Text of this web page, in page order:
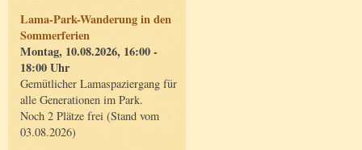
Lama-Park-Wanderung in den
Sommerferien
Montag, 10.08.2026, 16:00 -
18:00 Uhr
Gemütlicher Lamaspaziergang für
alle Generationen im Park.
Noch 2 Plätze frei (Stand vom
03.08.2026)